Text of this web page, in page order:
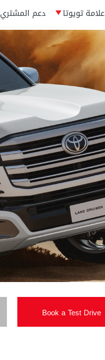
علامة تويوتا دعم المشتري
Book a Test Drive